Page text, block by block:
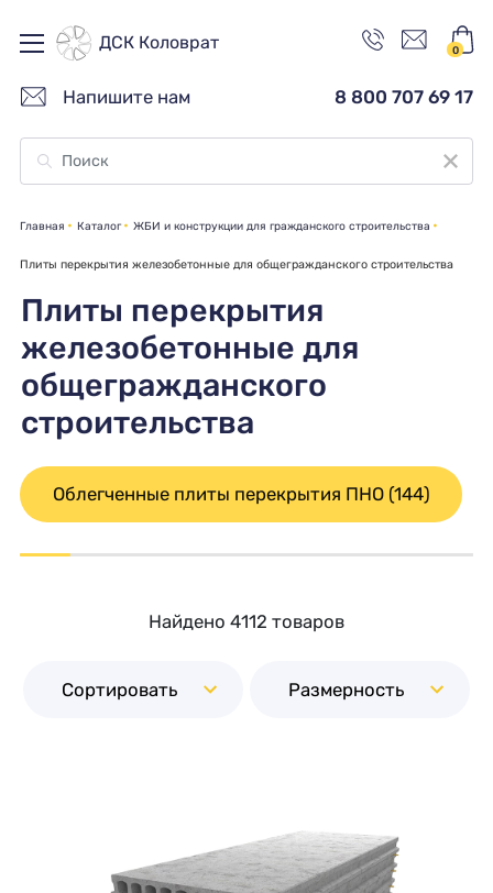
ДСК Коловрат 0
Напишите нам 8 800 707 69 17
Главная Каталог ЖБИ и конструкции для гражданского строительства
Плиты перекрытия железобетонные для общегражданского строительства
Плиты перекрытия
железобетонные для
общегражданского
строительства
Облегченные плиты перекрытия ПНО (144)
Найдено 4112 товаров
Сортировать Размерность